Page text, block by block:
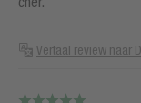
Vertaal review naar